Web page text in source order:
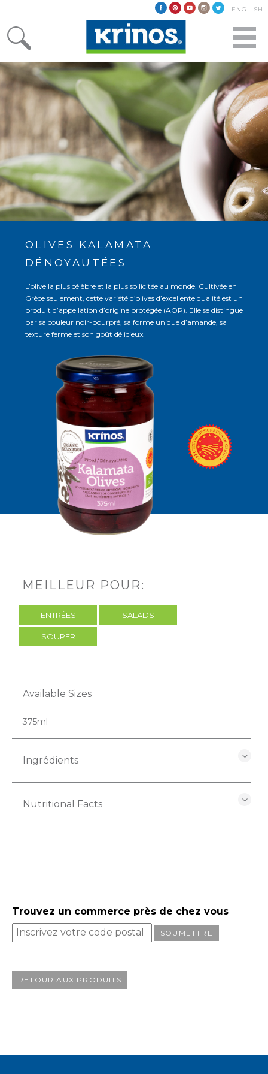
ENGLISH
OLIVES KALAMATA
DÉNOYAUTÉES
L’olive la plus célèbre et la plus sollicitée au monde. Cultivée en
Grèce seulement, cette variété d’olives d’excellente qualité est un
produit d’appellation d’origine protégée (AOP). Elle se distingue
par sa couleur noir-pourpré, sa forme unique d’amande, sa
texture ferme et son goût délicieux.
MEILLEUR POUR:
ENTRÉES SALADS
SOUPER
Available Sizes
375ml
Ingrédients
Nutritional Facts
Trouvez un commerce près de chez vous
SOUMETTRE
RETOUR AUX PRODUITS